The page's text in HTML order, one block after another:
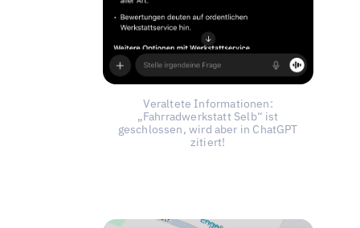
Veraltete Informationen:
„Fahrradwerkstatt Selb“ ist
geschlossen, wird aber in ChatGPT
zitiert!